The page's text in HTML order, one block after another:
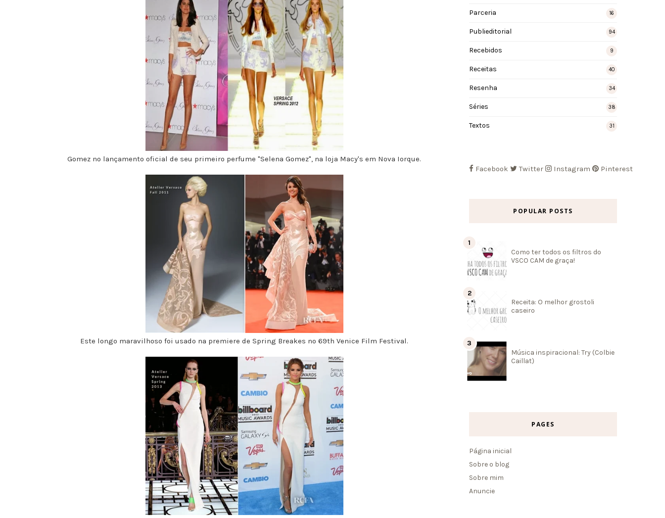
Gomez no lançamento oficial de seu primeiro perfume "Selena Gomez", na loja Macy's em Nova Iorque.
Este longo maravilhoso foi usado na premiere de Spring Breakes no 69th Venice Film Festival.
Parceria 16
Publieditorial 94
Recebidos 9
Receitas 40
Resenha 34
Séries 38
Textos 31
Facebook Twitter Instagram Pinterest
POPULAR POSTS
Como ter todos os filtros do
VSCO CAM de graça!
Receita: O melhor grostoli
caseiro
Música inspiracional: Try (Colbie
Caillat)
PAGES
Página inicial
Sobre o blog
Sobre mim
Anuncie